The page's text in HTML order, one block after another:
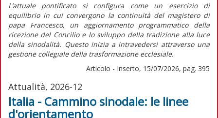
L’attuale pontificato si configura come un esercizio di
equilibrio in cui convergono la continuità del magistero di
papa Francesco, un aggiornamento programmatico della
ricezione del Concilio e lo sviluppo della tradizione alla luce
della sinodalità. Questo inizia a intravedersi attraverso una
gestione collegiale della trasformazione ecclesiale.
Articolo - Inserto, 15/07/2026, pag. 395
Attualità, 2026-12
Italia - Cammino sinodale: le linee
d'orientamento